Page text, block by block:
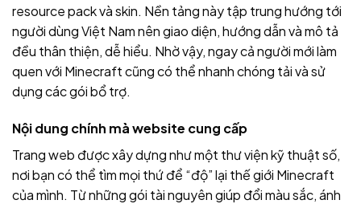
resource pack và skin. Nền tảng này tập trung hướng tới
người dùng Việt Nam nên giao diện, hướng dẫn và mô tả
đều thân thiện, dễ hiểu. Nhờ vậy, ngay cả người mới làm
quen với Minecraft cũng có thể nhanh chóng tải và sử
dụng các gói bổ trợ.
Nội dung chính mà website cung cấp
Trang web được xây dựng như một thư viện kỹ thuật số,
nơi bạn có thể tìm mọi thứ để “độ” lại thế giới Minecraft
của mình. Từ những gói tài nguyên giúp đổi màu sắc, ánh